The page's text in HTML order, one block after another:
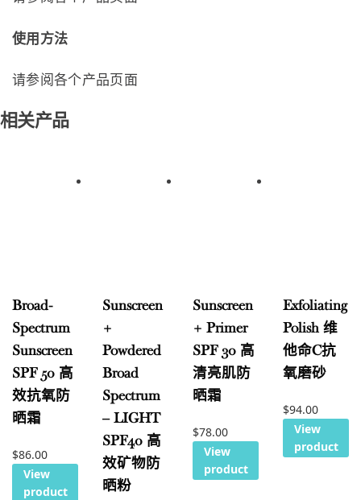
使用方法
请参阅各个产品页面
相关产品
Broad-
Spectrum
Sunscreen
SPF 50 高
效抗氧防
晒霜
$86.00
View
product
Sunscreen
+
Powdered
Broad
Spectrum
– LIGHT
SPF40 高
效矿物防
晒粉
Sunscreen
+ Primer
SPF 30 高
清亮肌防
晒霜
$78.00
View
product
Exfoliating
Polish 维
他命C抗
氧磨砂
$94.00
View
product